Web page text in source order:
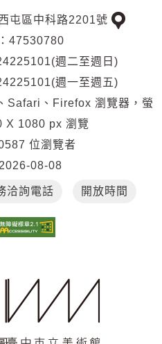
屯區中科路2201號
交
位
置
47530780
週二至週日)
週一至週五)
Safari、Firefox 瀏覽器，螢
X 1080 px 瀏覽
位瀏覽者
2026-08-08
洽詢電話 開放時間